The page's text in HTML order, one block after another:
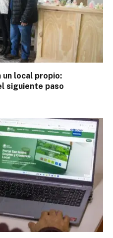
un local propio:
siguiente paso